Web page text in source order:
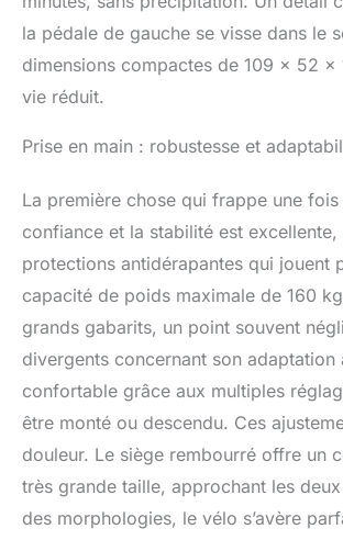
la pédale de gauche se visse dans le
dimensions compactes de 109 x 52
vie réduit.
Prise en main : robustesse et
La première chose qui frappe une
confiance et la stabilité est
protections antidérapantes qui jouent
capacité de poids maximale de 160
grands gabarits, un point souvent
divergents concernant son
confortable grâce aux multiples
être monté ou descendu. Ces
douleur. Le siège rembourré offre un
très grande taille, approchant les
des morphologies, le vélo s’avère